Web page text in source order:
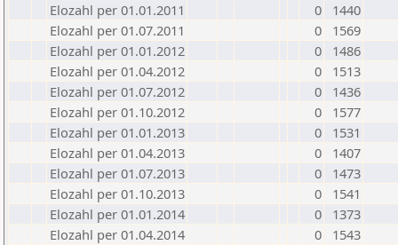
Elozahl per 01.01.2011
0
1440
Elozahl per 01.07.2011
0
1569
Elozahl per 01.01.2012
0
1486
Elozahl per 01.04.2012
0
1513
Elozahl per 01.07.2012
0
1436
Elozahl per 01.10.2012
0
1577
Elozahl per 01.01.2013
0
1531
Elozahl per 01.04.2013
0
1407
Elozahl per 01.07.2013
0
1473
Elozahl per 01.10.2013
0
1541
Elozahl per 01.01.2014
0
1373
Elozahl per 01.04.2014
0
1543